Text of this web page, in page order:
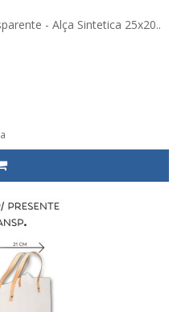
- Alça Sintetica 25x20..